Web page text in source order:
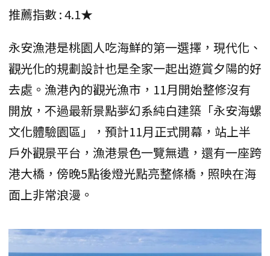
推薦指數 : 4.1★
永安漁港是桃園人吃海鮮的第一選擇，現代化、
觀光化的規劃設計也是全家一起出遊賞夕陽的好
去處。漁港內的觀光漁市，11月開始整修沒有
開放，不過最新景點夢幻系純白建築「永安海螺
文化體驗園區」，預計11月正式開幕，站上半
戶外觀景平台，漁港景色一覽無遺，還有一座跨
港大橋，傍晚5點後燈光點亮整條橋，照映在海
面上非常浪漫。